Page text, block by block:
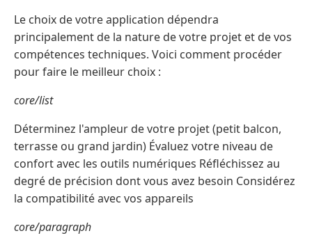
Le choix de votre application dépendra
principalement de la nature de votre projet et de vos
compétences techniques. Voici comment procéder
pour faire le meilleur choix :
core/list
Déterminez l'ampleur de votre projet (petit balcon,
terrasse ou grand jardin) Évaluez votre niveau de
confort avec les outils numériques Réfléchissez au
degré de précision dont vous avez besoin Considérez
la compatibilité avec vos appareils
core/paragraph